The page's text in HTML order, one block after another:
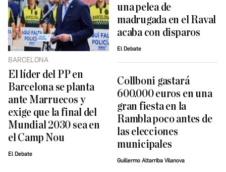
BARCELONA
El líder del PP en
Barcelona se planta
ante Marruecos y
exige que la final del
Mundial 2030 sea en
el Camp Nou
El Debate
una pelea de
madrugada en el Raval
acaba con disparos
El Debate
Collboni gastará
600.000 euros en una
gran fiesta en la
Rambla poco antes de
las elecciones
municipales
Guillermo Altarriba Vilanova